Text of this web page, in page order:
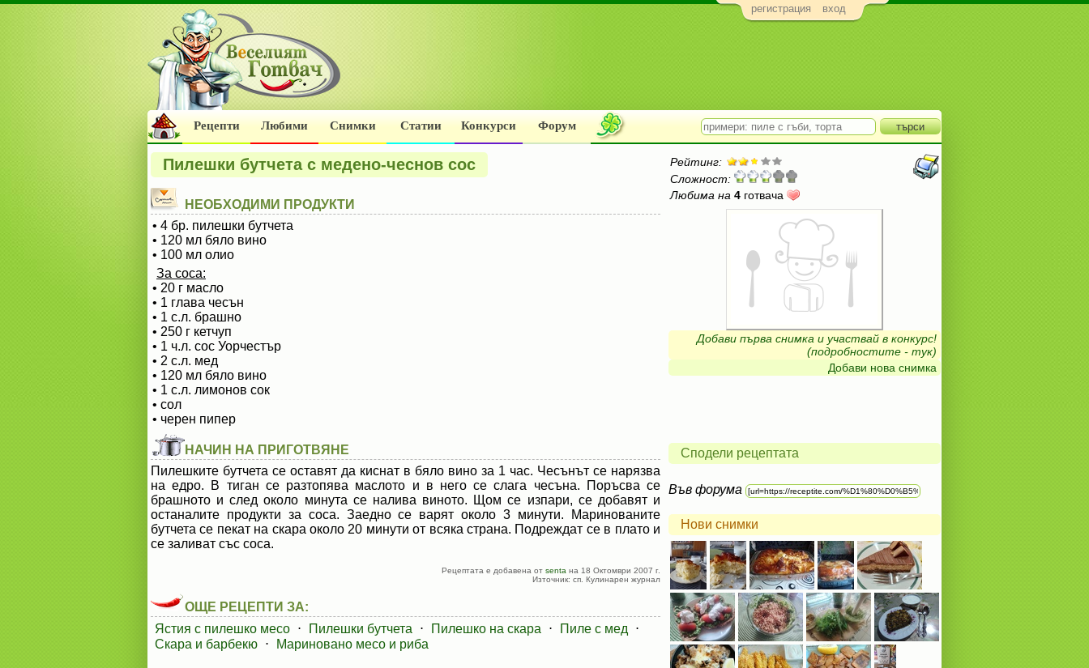
регистрация вход
Рецепти Любими Снимки Статии Конкурси Форум
Пилешки бутчета с медено-чеснов сос
Рейтинг:
Сложност:
Любима на 4 готвача
Добави първа снимка и участвай в конкурс!
(подробностите - тук)
Добави нова снимка
НЕОБХОДИМИ ПРОДУКТИ
• 4 бр. пилешки бутчета
• 120 мл бяло вино
• 100 мл олио
За соса:
• 20 г масло
• 1 глава чесън
• 1 с.л. брашно
• 250 г кетчуп
• 1 ч.л. сос Уорчестър
• 2 с.л. мед
• 120 мл бяло вино
• 1 с.л. лимонов сок
• сол
• черен пипер
НАЧИН НА ПРИГОТВЯНЕ
Пилешките бутчета се оставят да киснат в бяло вино за 1 час. Чесънът се нарязва
на едро. В тиган се разтопява маслото и в него се слага чесъна. Поръсва се
брашното и след около минута се налива виното. Щом се изпари, се добавят и
останалите продукти за соса. Заедно се варят около 3 минути. Маринованите
бутчета се пекат на скара около 20 минути от всяка страна. Подреждат се в плато и
се заливат със соса.
Рецептата е добавена от senta на 18 Октомври 2007 г.
Източник: сп. Кулинарен журнал
ОЩЕ РЕЦЕПТИ ЗА:
Ястия с пилешко месо ⋅ Пилешки бутчета ⋅ Пилешко на скара ⋅ Пиле с мед
⋅
Скара и барбекю ⋅ Мариновано месо и риба
Сподели рецептата
Във форума
Нови снимки